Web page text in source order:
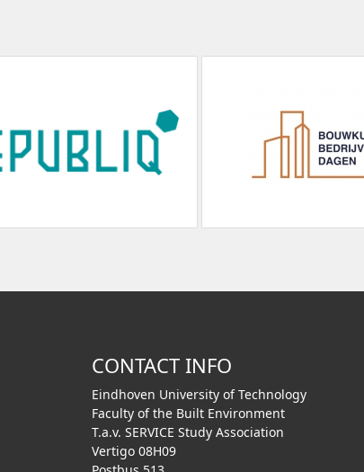
CONTACT INFO
Eindhoven University of Technology
Faculty of the Built Environment
T.a.v. SERVICE Study Association
Vertigo 08H09